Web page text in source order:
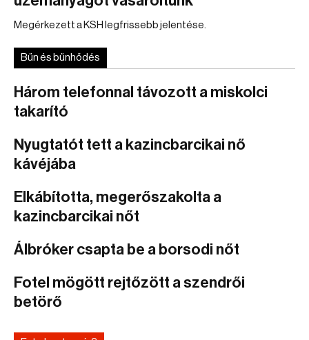
Megérkezett a KSH legfrissebb jelentése.
Bűn és bűnhődés
Három telefonnal távozott a miskolci
takarító
Nyugtatót tett a kazincbarcikai nő
kávéjába
Elkábította, megerőszakolta a
kazincbarcikai nőt
Álbróker csapta be a borsodi nőt
Fotel mögött rejtőzött a szendrői
betörő